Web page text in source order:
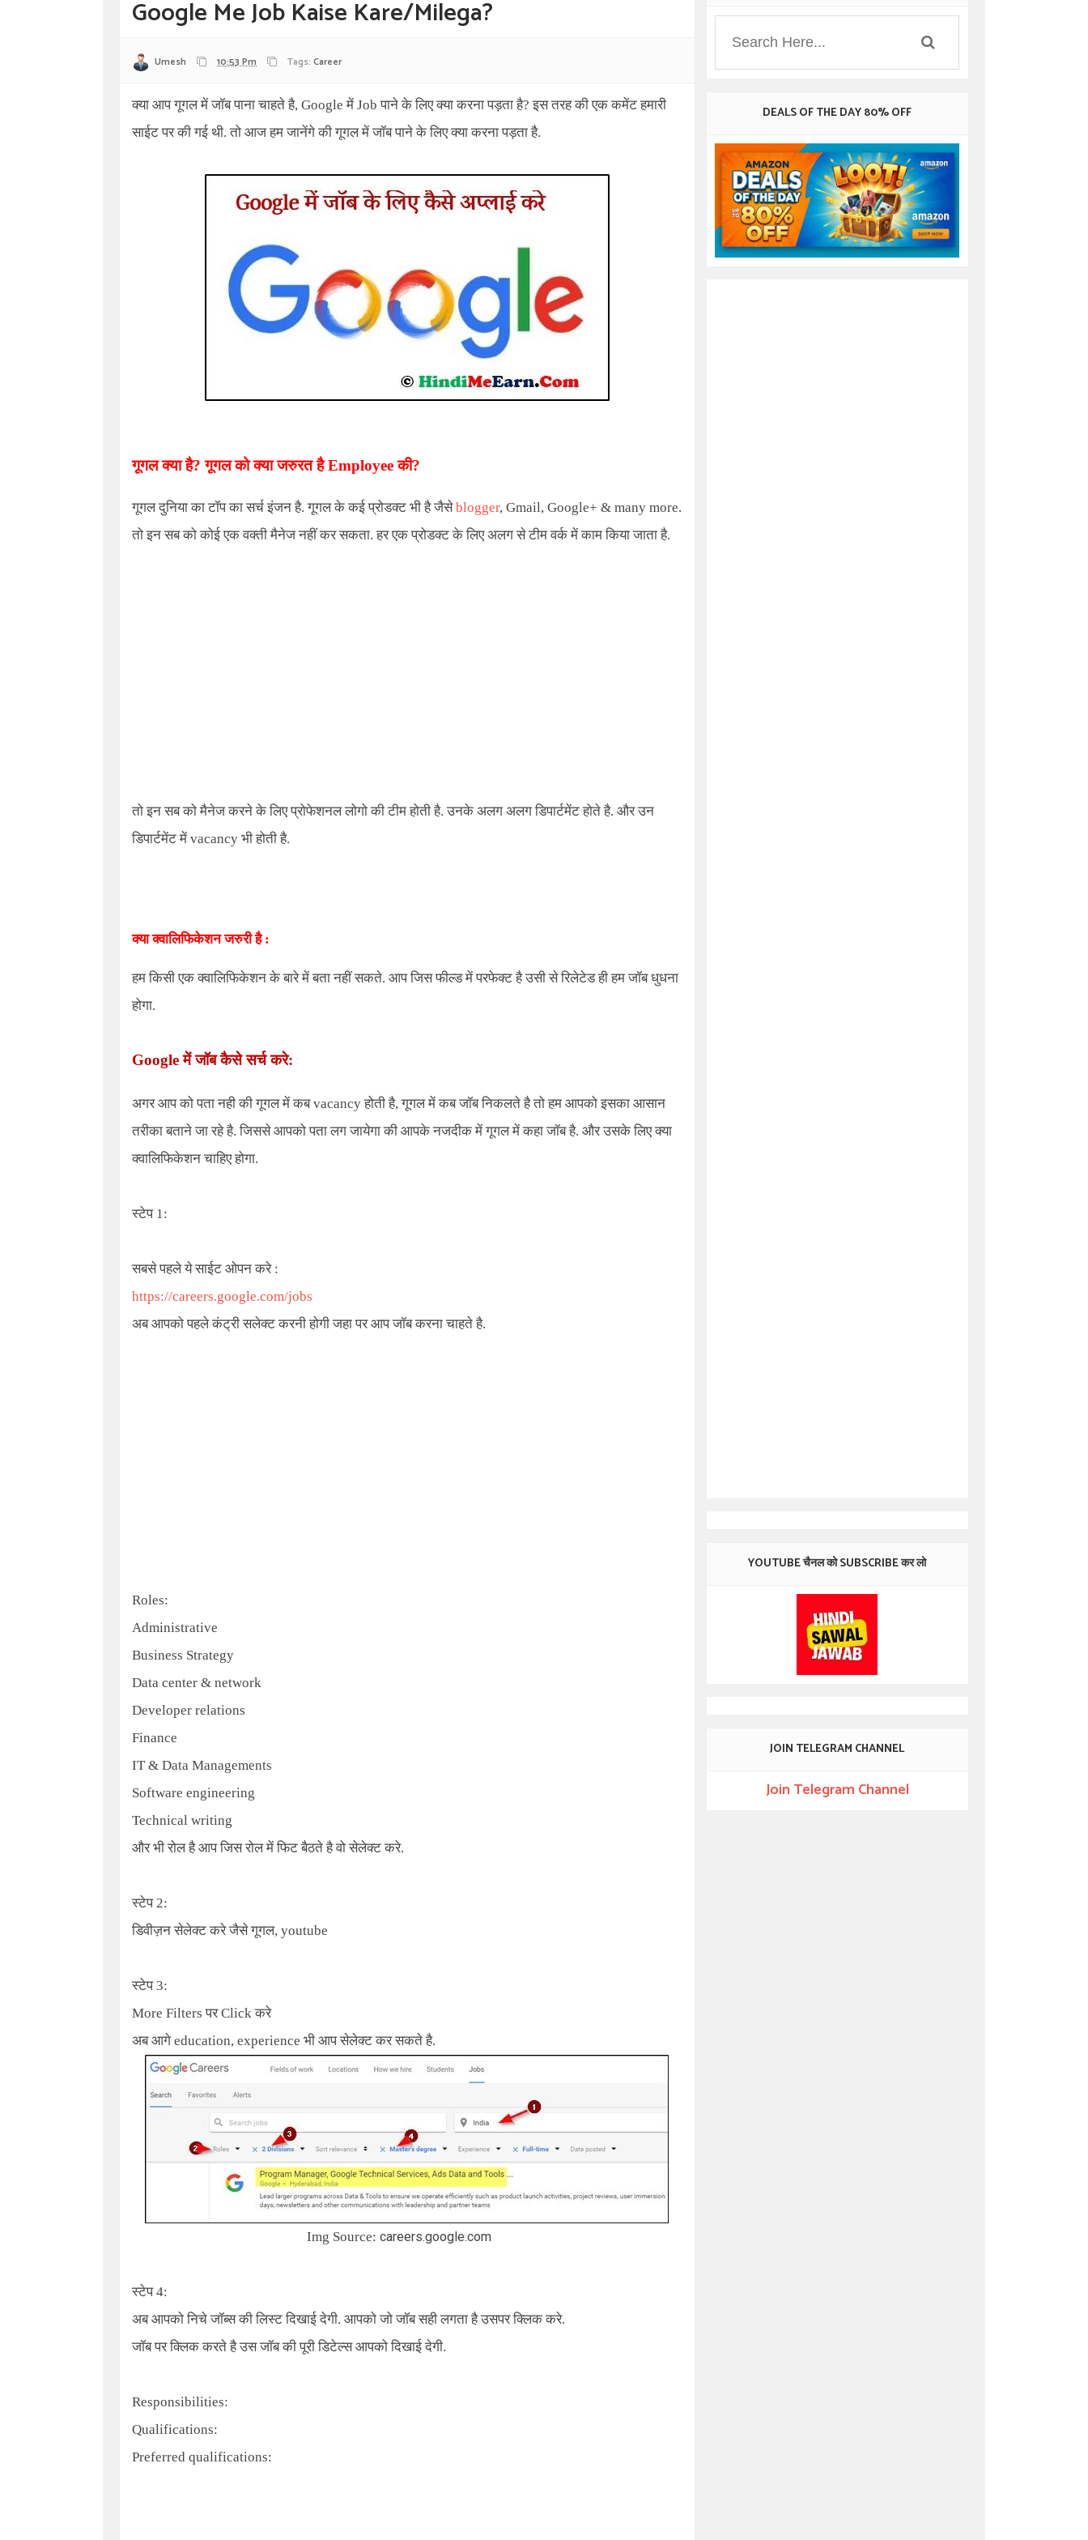
Google Me Job Kaise Kare/Milega?
Umesh 10:53 Pm Tags: Career
क्या आप गूगल में जॉब पाना चाहते है, Googleमें Job पाने के लिए क्या करना पड़ता है? इस तरह की एक कमेंट हमारी
साईट पर की गई थी. तो आज हम जानेंगे की गूगल में जॉब पाने के लिए क्या करना पड़ता है.
गूगल क्या है? गूगल को क्या जरुरत हैEmployeeकी?
गूगल दुनिया का टॉप का सर्च इंजन है. गूगल के कई प्रोडक्ट भी है जैसेblogger, Gmail, Google+ & many more.
तो इन सब को कोई एक वक्ती मैनेज नहीं कर सकता. हर एक प्रोडक्ट के लिए अलग से टीम वर्क में काम किया जाता है.
तो इन सब को मैनेज करने के लिए प्रोफेशनल लोगो की टीम होती है. उनके अलग अलग डिपार्टमेंट होते है. और उन
डिपार्टमेंट में vacancy भी होती है.
क्या क्वालिफिकेशन जरुरी है :
हम किसी एक क्वालिफिकेशन के बारे में बता नहीं सकते. आप जिस फील्ड में परफेक्ट है उसी से रिलेटेड ही हम जॉब धुधना
होगा.
Google में जॉब कैसे सर्च करे:
अगर आप को पता नही की गूगल में कब vacancy होती है, गूगल में कब जॉब निकलते है तो हम आपको इसका आसान
तरीका बताने जा रहे है. जिससे आपको पता लग जायेगा की आपके नजदीक में गूगल में कहा जॉब है. और उसके लिए क्या
क्वालिफिकेशन चाहिए होगा.
स्टेप 1:
सबसे पहले ये साईट ओपन करे :
https://careers.google.com/jobs
अब आपको पहले कंट्री सलेक्ट करनी होगी जहा पर आप जॉब करना चाहते है.
Roles:
Administrative
Business Strategy
Data center & network
Developer relations
Finance
IT & Data Managements
Software engineering
Technical writing
और भी रोल है आप जिस रोल में फिट बैठते है वो सेलेक्ट करे.
स्टेप 2:
डिवीज़न सेलेक्ट करे जैसे गूगल, youtube
स्टेप 3:
More FiltersपरClickकरे
अब आगे education, experience भी आप सेलेक्ट कर सकते है.
Img Source: careers.google.com
स्टेप 4:
अब आपको निचे जॉब्स की लिस्ट दिखाई देगी. आपको जो जॉब सही लगता है उसपर क्लिक करे.
जॉब पर क्लिक करते है उस जॉब की पूरी डिटेल्स आपको दिखाई देगी.
Responsibilities:
Qualifications:
Preferred qualifications:
DEALS OF THE DAY 80% OFF
YOUTUBE चैनल को SUBSCRIBE कर लो
JOIN TELEGRAM CHANNEL
Join Telegram Channel